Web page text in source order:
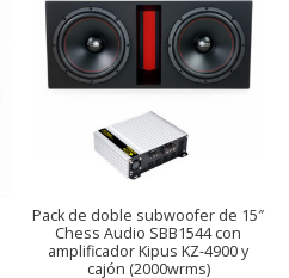
Pack de doble subwoofer de 15″
Chess Audio SBB1544 con
amplificador Kipus KZ-4900 y
cajón (2000wrms)